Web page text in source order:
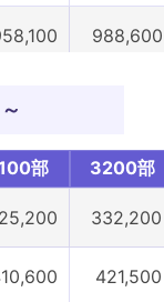
988,600
1,164,700
1,244,100
部 3200部
332,200
421,500